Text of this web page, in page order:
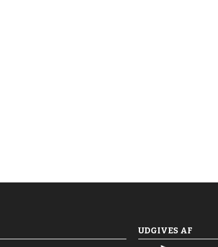
UDGIVES AF